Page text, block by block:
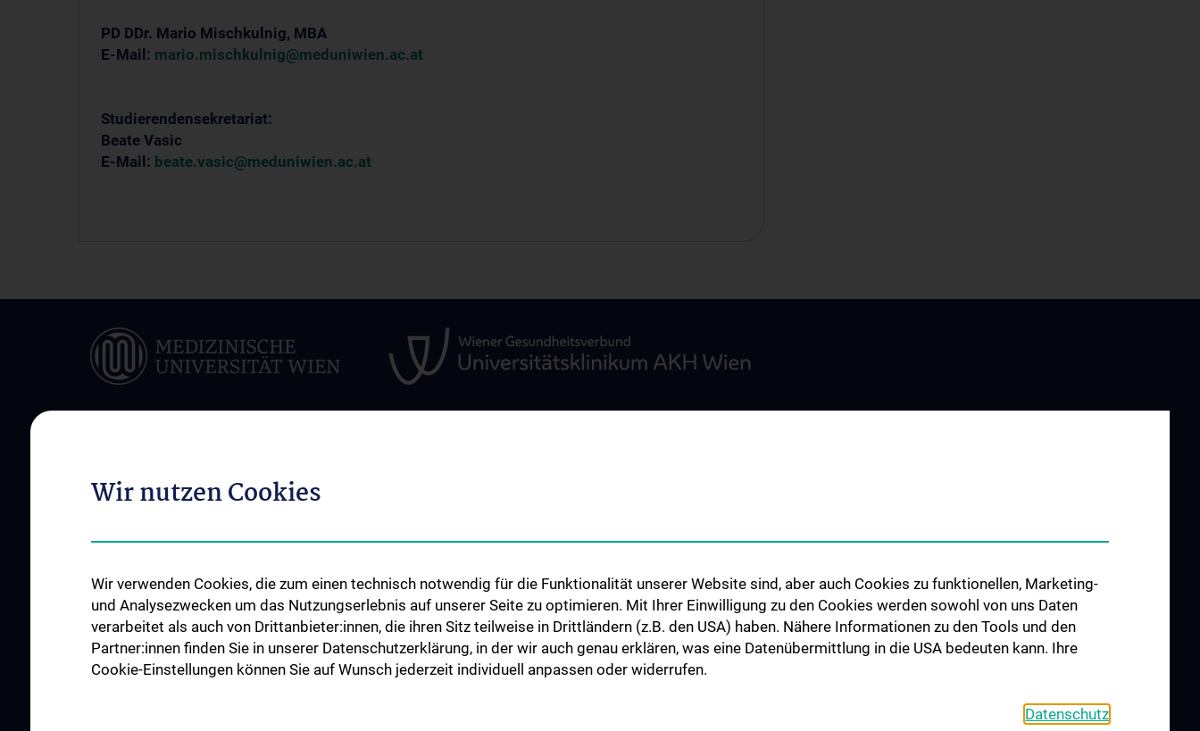
PD DDr. Mario Mischkulnig, MBA
E-Mail: mario.mischkulnig@meduniwien.ac.at
Studierendensekretariat:
Beate Vasic
E-Mail: beate.vasic@meduniwien.ac.at
ÜBER UNS
Klinikleitung
Fellowships, Preise und
Ehrungen
News
Events
KLINISCHE LEISTUNGEN
Unsere Patient:innen im
Klinische stationäre Leistungen
Krankheiten und Therapien im
interdisziplinären Kontext
Kontakt, Anfahrt und Lageplan
Famulaturen und Praktika
KPJ – Tertial „B“ und „C“
Observership
Visiting Professor
Workshops
Vergangene Events
Forschungsevaluierung und
Publikationen
Wir nutzen Cookies
Wir verwenden Cookies, die zum einen technisch notwendig für die Funktionalität unserer Website sind, aber auch Cookies zu funktionellen, Marketing-
und Analysezwecken um das Nutzungserlebnis auf unserer Seite zu optimieren. Mit Ihrer Einwilligung zu den Cookies werden sowohl von uns Daten
verarbeitet als auch von Drittanbieter:innen, die ihren Sitz teilweise in Drittländern (z.B. den USA) haben. Nähere Informationen zu den Tools und den
Partner:innen finden Sie in unserer Datenschutzerklärung, in der wir auch genau erklären, was eine Datenübermittlung in die USA bedeuten kann. Ihre
Cookie-Einstellungen können Sie auf Wunsch jederzeit individuell anpassen oder widerrufen.
Datenschutz